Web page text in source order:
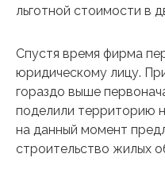
льготной стоимости в
Спустя время фирма
юридическому лицу.
гораздо выше
поделили территорию
на данный момент
строительство жилых